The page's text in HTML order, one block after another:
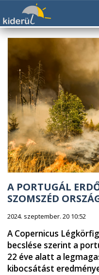
A PORTUGÁL
SZOMSZÉD
2024. szeptember. 20 10:52
A Copernicus
becslése szerint a
22 éve alatt a
kibocsátást